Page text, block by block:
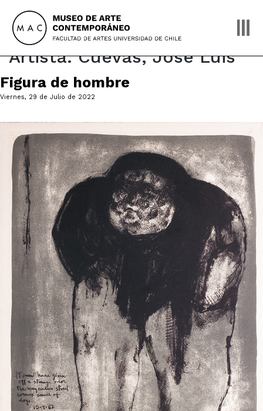
content
Artista:Cuevas, José Luis
Figura de hombre
Viernes, 29 de Julio de 2022